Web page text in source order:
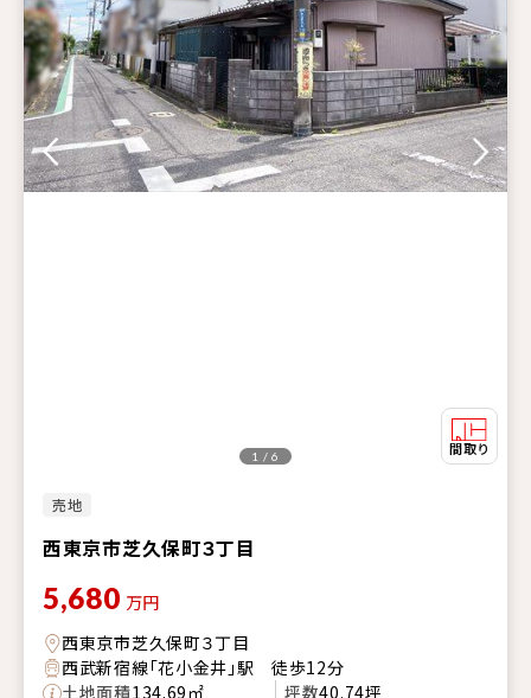
売地
西東京市芝久保町３丁目
1 / 6
5,680 万円
西東京市芝久保町３丁目
西武新宿線「花小金井」駅 徒歩12分
土地面積134.69㎡ 坪数40.74坪